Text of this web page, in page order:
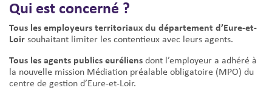
Qui est concerné ?
Tous les employeurs territoriaux du département d’Eure-et-
Loirsouhaitant limiter les contentieux avec leurs agents.
Tous les agents publics euréliensdont l’employeur a adhéré à
la nouvelle mission Médiation préalable obligatoire (MPO) du
centre de gestion d’Eure-et-Loir.